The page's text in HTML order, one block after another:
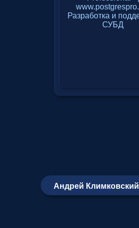
Андрей Климковский